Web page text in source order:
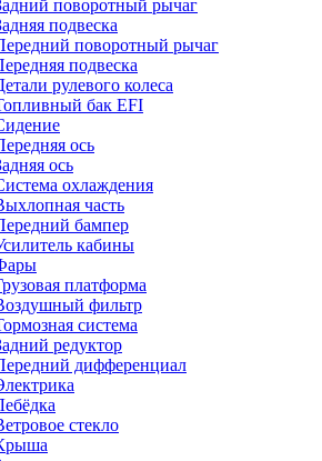
поворотный рычаг
подвеска
поворотный рычаг
подвеска
рулевого колеса
бак EFI
ось
ось
охлаждения
часть
бампер
кабины
платформа
фильтр
система
редуктор
дифференциал
стекло